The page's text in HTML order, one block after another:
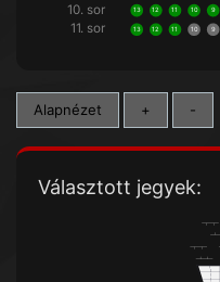
10. sor 13 12 11 10 9
11. sor 13 12 11 10 9
Alapnézet + -
Választott jegyek: